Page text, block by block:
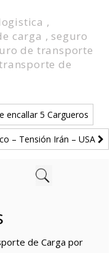
,
carga , seguro
de transporte
de
encallar 5 Cargueros
– Tensión Irán – USA
de Carga por